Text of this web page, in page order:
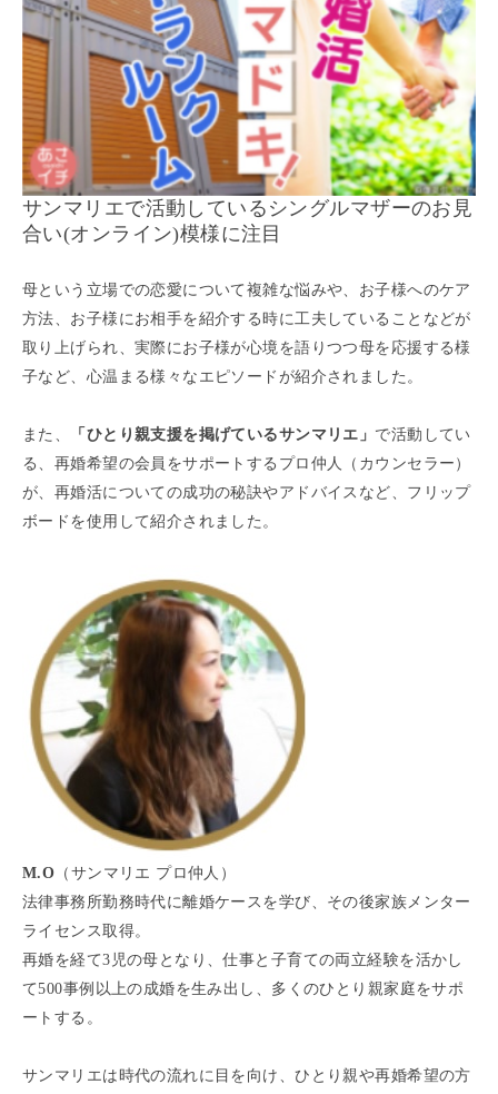
サンマリエで活動しているシングルマザーのお見
合い(オンライン)模様に注目
母という立場での恋愛について複雑な悩みや、お子様へのケア
方法、お子様にお相手を紹介する時に工夫していることなどが
取り上げられ、実際にお子様が心境を語りつつ母を応援する様
子など、心温まる様々なエピソードが紹介されました。
また、 「ひとり親支援を掲げているサンマリエ」 で活動してい
る、再婚希望の会員をサポートするプロ仲人（カウンセラー）
が、再婚活についての成功の秘訣やアドバイスなど、フリップ
ボードを使用して紹介されました。
M.O （サンマリエ プロ仲人）
法律事務所勤務時代に離婚ケースを学び、その後家族メンター
ライセンス取得。
再婚を経て3児の母となり、仕事と子育ての両立経験を活かし
て500事例以上の成婚を生み出し、多くのひとり親家庭をサポ
ートする。
サンマリエは時代の流れに目を向け、ひとり親や再婚希望の方